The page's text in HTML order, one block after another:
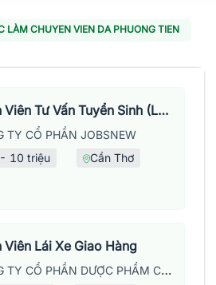
LÀM CHUYEN VIEN DA PHUONG TIEN
Nhân Viên Tư Vấn Tuyển Sinh (Làm Việc Tại Văn Phòng)
TY CỔ PHẦN JOBSNEW
10 triệu
Cần Thơ
Viên Lái Xe Giao Hàng
CÔNG TY CỔ PHẦN DƯỢC PHẨM CPC1 HÀ NỘI